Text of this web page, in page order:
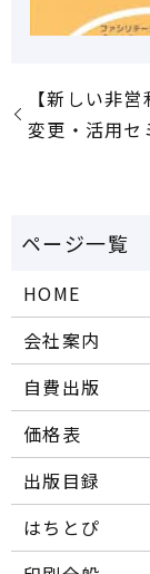
【新しい非
変更・活用セ
HOME
会社案内
自費出版
価格表
出版目録
はちとぴ